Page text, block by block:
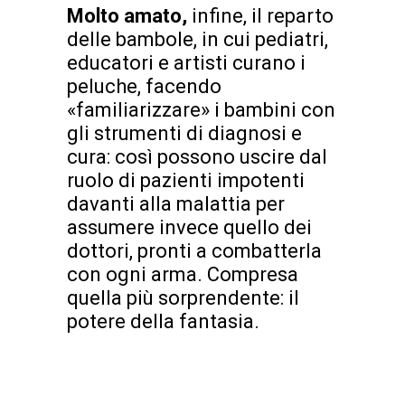
Molto amato, infine, il reparto
delle bambole, in cui pediatri,
educatori e artisti curano i
peluche, facendo
«familiarizzare» i bambini con
gli strumenti di diagnosi e
cura: così possono uscire dal
ruolo di pazienti impotenti
davanti alla malattia per
assumere invece quello dei
dottori, pronti a combatterla
con ogni arma. Compresa
quella più sorprendente: il
potere della fantasia.